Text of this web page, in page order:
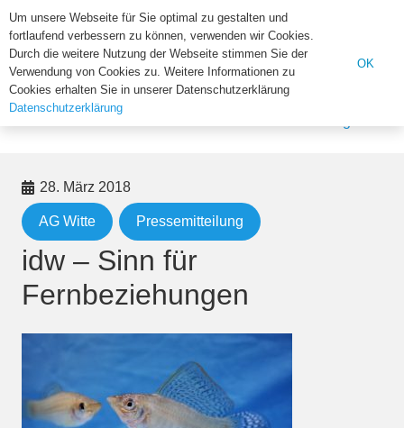
Institut für Biologie der
Suchen
nach:
28. März 2018
AG Witte Pressemitteilung
idw – Sinn für
Fernbeziehungen
Um unsere Webseite für Sie optimal zu gestalten und
fortlaufend verbessern zu können, verwenden wir Cookies.
Durch die weitere Nutzung der Webseite stimmen Sie der
Verwendung von Cookies zu. Weitere Informationen zu
Cookies erhalten Sie in unserer Datenschutzerklärung
Datenschutzerklärung
OK